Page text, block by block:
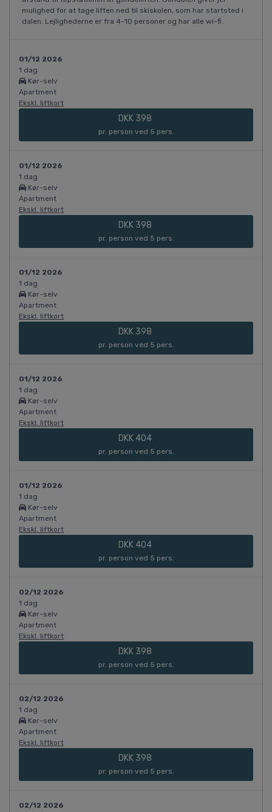
mulighed for at tage liften ned til skiskolen, som har startsted i
dalen. Lejlighederne er fra 4-10 personer og har alle wi-fi.
01/12 2026
1 dag
Kør-selv
Apartment
Ekskl. liftkort
DKK 398
pr. person ved 5 pers.
01/12 2026
1 dag
Kør-selv
Apartment
Ekskl. liftkort
DKK 398
pr. person ved 5 pers.
01/12 2026
1 dag
Kør-selv
Apartment
Ekskl. liftkort
DKK 398
pr. person ved 5 pers.
01/12 2026
1 dag
Kør-selv
Apartment
Ekskl. liftkort
DKK 404
pr. person ved 5 pers.
01/12 2026
1 dag
Kør-selv
Apartment
Ekskl. liftkort
DKK 404
pr. person ved 5 pers.
02/12 2026
1 dag
Kør-selv
Apartment
Ekskl. liftkort
DKK 398
pr. person ved 5 pers.
02/12 2026
1 dag
Kør-selv
Apartment
Ekskl. liftkort
DKK 398
pr. person ved 5 pers.
02/12 2026